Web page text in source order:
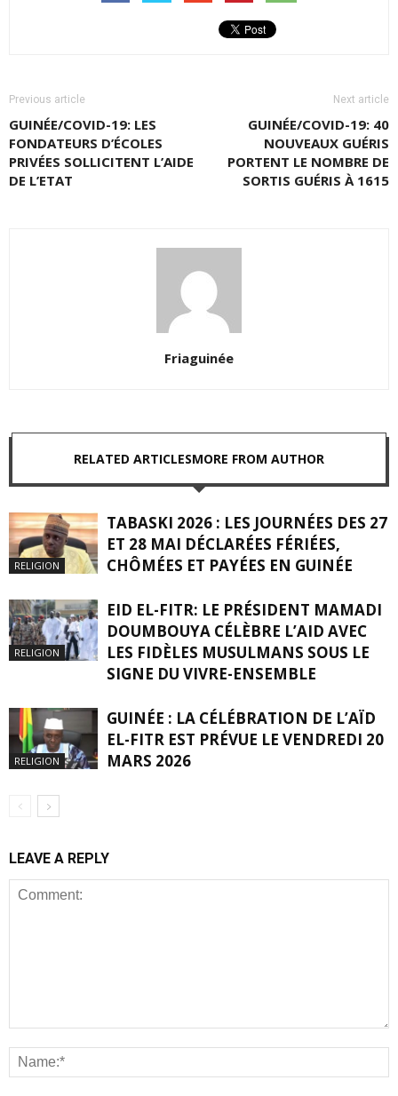
Previous article
GUINÉE/COVID-19: LES
FONDATEURS D’ÉCOLES
PRIVÉES SOLLICITENT L’AIDE
DE L’ETAT
Next article
GUINÉE/COVID-19: 40
NOUVEAUX GUÉRIS
PORTENT LE NOMBRE DE
SORTIS GUÉRIS À 1615
Friaguinée
RELATED ARTICLESMORE FROM AUTHOR
RELIGION
TABASKI 2026 : LES JOURNÉES DES 27
ET 28 MAI DÉCLARÉES FÉRIÉES,
CHÔMÉES ET PAYÉES EN GUINÉE
RELIGION
EID EL-FITR: LE PRÉSIDENT MAMADI
DOUMBOUYA CÉLÈBRE L’AID AVEC
LES FIDÈLES MUSULMANS SOUS LE
SIGNE DU VIVRE-ENSEMBLE
RELIGION
GUINÉE : LA CÉLÉBRATION DE L’AÏD
EL-FITR EST PRÉVUE LE VENDREDI 20
MARS 2026
LEAVE A REPLY